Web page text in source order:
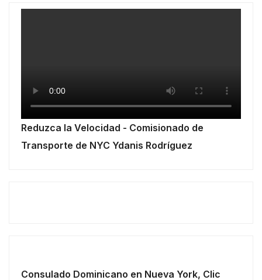
Reduzca la Velocidad - Comisionado de
Transporte de NYC Ydanis Rodríguez
Consulado Dominicano en Nueva York, Clic